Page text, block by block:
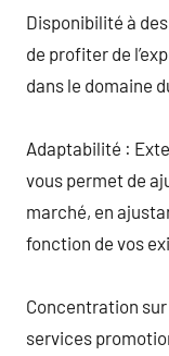
Disponibilité à
de profiter de
dans le domaine
Adaptabilité :
vous permet de
marché, en
fonction de vos
Concentration
services